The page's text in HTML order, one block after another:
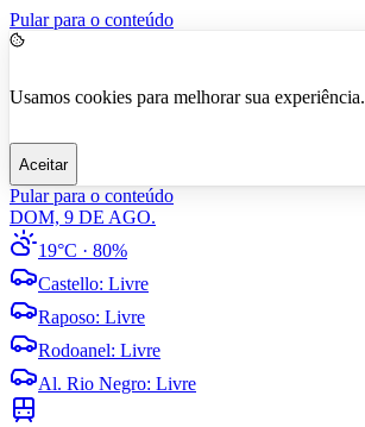
Pular para o conteúdo
Usamos cookies para melhorar sua experiência.
Aceitar
Pular para o conteúdo
DOM, 9 DE AGO.
19°C · 80%
Castello: Livre
Raposo: Livre
Rodoanel: Livre
Al. Rio Negro: Livre